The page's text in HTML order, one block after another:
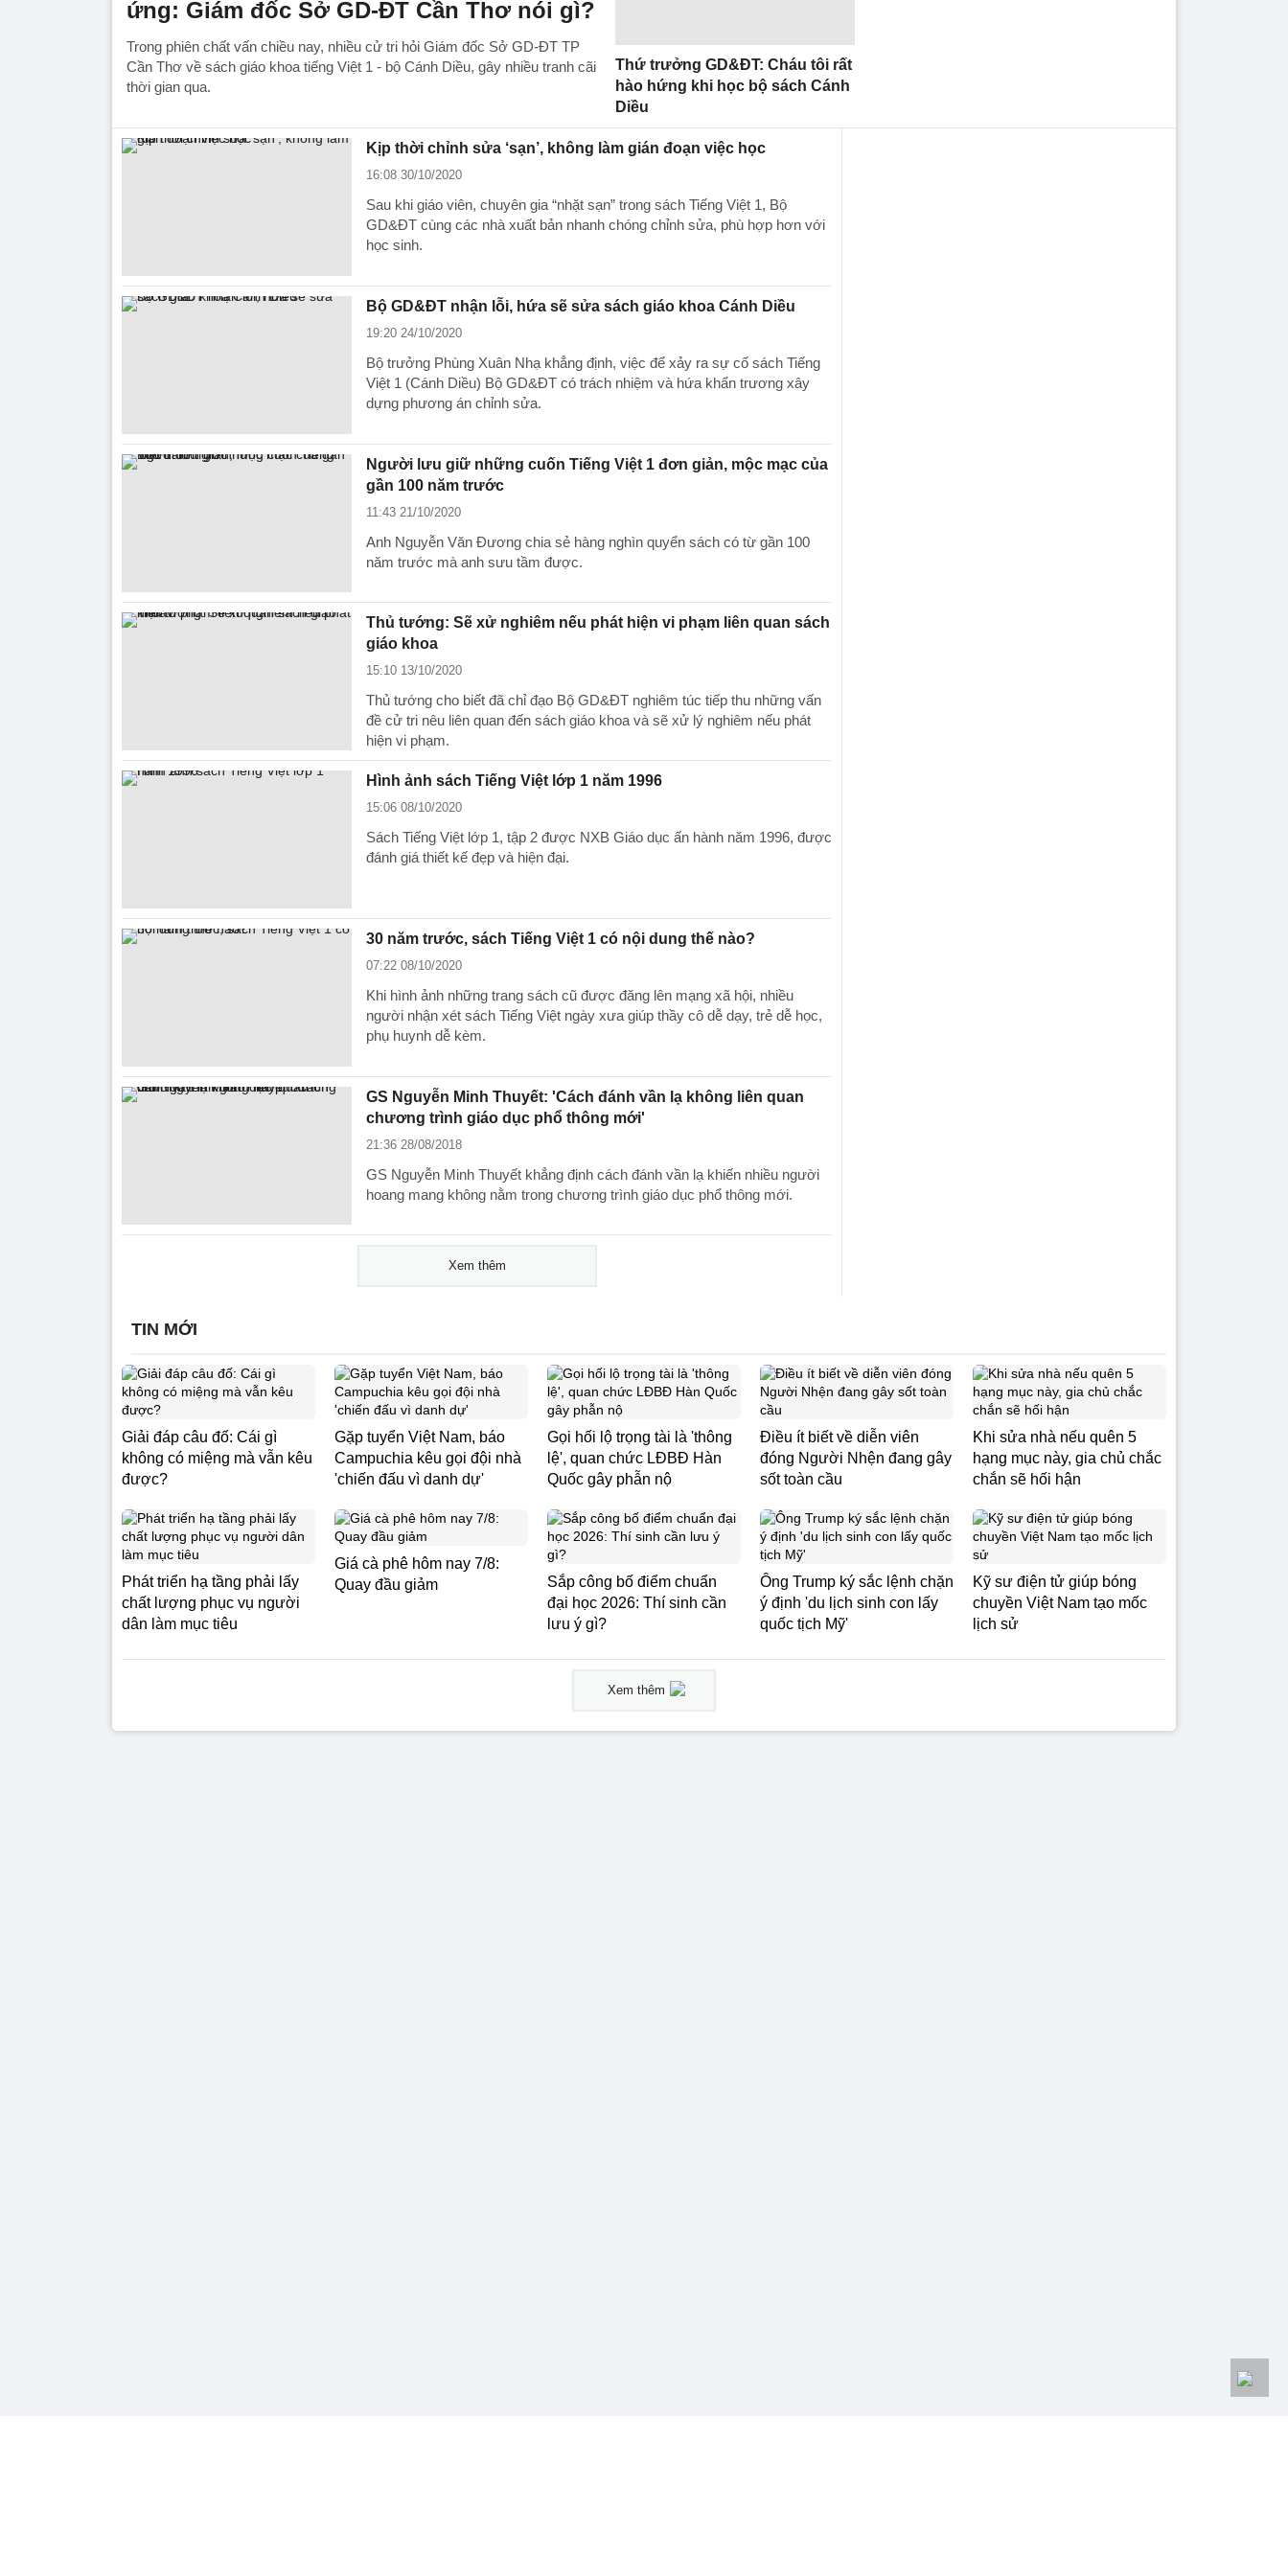
ứng: Giám đốc Sở GD-ĐT Cần Thơ nói gì?
Trong phiên chất vấn chiều nay, nhiều cử tri hỏi Giám đốc Sở GD-ĐT TP
Cần Thơ về sách giáo khoa tiếng Việt 1 - bộ Cánh Diều, gây nhiều tranh cãi
thời gian qua.
Thứ trưởng GD&ĐT: Cháu tôi rất
hào hứng khi học bộ sách Cánh
Diều
Kịp thời chỉnh sửa ‘sạn’, không làm gián đoạn việc học
16:08 30/10/2020
Sau khi giáo viên, chuyên gia “nhặt sạn” trong sách Tiếng Việt 1, Bộ
GD&ĐT cùng các nhà xuất bản nhanh chóng chỉnh sửa, phù hợp hơn với
học sinh.
Bộ GD&ĐT nhận lỗi, hứa sẽ sửa sách giáo khoa Cánh Diều
19:20 24/10/2020
Bộ trưởng Phùng Xuân Nhạ khẳng định, việc để xảy ra sự cố sách Tiếng
Việt 1 (Cánh Diều) Bộ GD&ĐT có trách nhiệm và hứa khẩn trương xây
dựng phương án chỉnh sửa.
Người lưu giữ những cuốn Tiếng Việt 1 đơn giản, mộc mạc của
gần 100 năm trước
11:43 21/10/2020
Anh Nguyễn Văn Đương chia sẻ hàng nghìn quyển sách có từ gần 100
năm trước mà anh sưu tầm được.
Thủ tướng: Sẽ xử nghiêm nếu phát hiện vi phạm liên quan sách
giáo khoa
15:10 13/10/2020
Thủ tướng cho biết đã chỉ đạo Bộ GD&ĐT nghiêm túc tiếp thu những vấn
đề cử tri nêu liên quan đến sách giáo khoa và sẽ xử lý nghiêm nếu phát
hiện vi phạm.
Hình ảnh sách Tiếng Việt lớp 1 năm 1996
15:06 08/10/2020
Sách Tiếng Việt lớp 1, tập 2 được NXB Giáo dục ấn hành năm 1996, được
đánh giá thiết kế đẹp và hiện đại.
30 năm trước, sách Tiếng Việt 1 có nội dung thế nào?
07:22 08/10/2020
Khi hình ảnh những trang sách cũ được đăng lên mạng xã hội, nhiều
người nhận xét sách Tiếng Việt ngày xưa giúp thầy cô dễ dạy, trẻ dễ học,
phụ huynh dễ kèm.
GS Nguyễn Minh Thuyết: 'Cách đánh vần lạ không liên quan
chương trình giáo dục phổ thông mới'
21:36 28/08/2018
GS Nguyễn Minh Thuyết khẳng định cách đánh vần lạ khiến nhiều người
hoang mang không nằm trong chương trình giáo dục phổ thông mới.
Xem thêm
TIN MỚI
Giải đáp câu đố: Cái gì
không có miệng mà vẫn kêu
được?
Gặp tuyển Việt Nam, báo
Campuchia kêu gọi đội nhà
'chiến đấu vì danh dự'
Gọi hối lộ trọng tài là 'thông
lệ', quan chức LĐBĐ Hàn
Quốc gây phẫn nộ
Điều ít biết về diễn viên
đóng Người Nhện đang gây
sốt toàn cầu
Khi sửa nhà nếu quên 5
hạng mục này, gia chủ chắc
chắn sẽ hối hận
Phát triển hạ tầng phải lấy
chất lượng phục vụ người
dân làm mục tiêu
Giá cà phê hôm nay 7/8:
Quay đầu giảm
Sắp công bố điểm chuẩn
đại học 2026: Thí sinh cần
lưu ý gì?
Ông Trump ký sắc lệnh chặn
ý định 'du lịch sinh con lấy
quốc tịch Mỹ'
Kỹ sư điện tử giúp bóng
chuyền Việt Nam tạo mốc
lịch sử
Xem thêm